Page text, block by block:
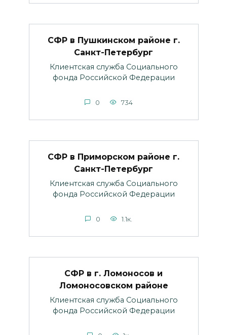
СФР в Пушкинском районе г.
Санкт-Петербург
Клиентская служба Социального
фонда Российской Федерации
0 734
СФР в Приморском районе г.
Санкт-Петербург
Клиентская служба Социального
фонда Российской Федерации
0 1.1к.
СФР в г. Ломоносов и
Ломоносовском районе
Клиентская служба Социального
фонда Российской Федерации